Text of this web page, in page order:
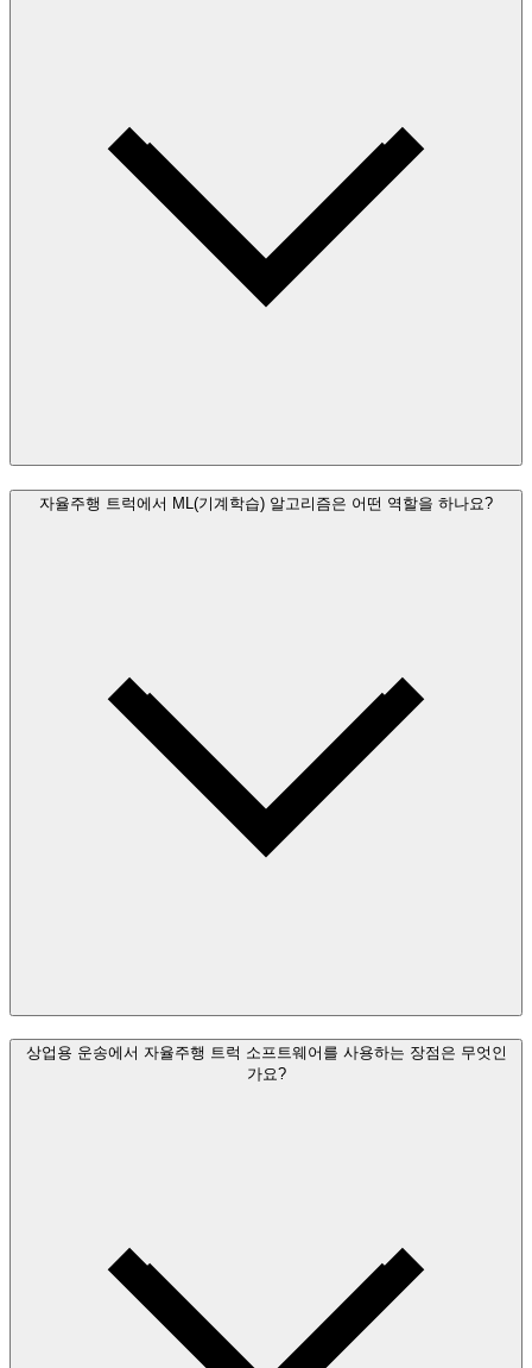
자율주행 트럭에서 ML(기계학습) 알고리즘은 어떤 역할을 하나요?
상업용 운송에서 자율주행 트럭 소프트웨어를 사용하는 장점은 무엇인
가요?